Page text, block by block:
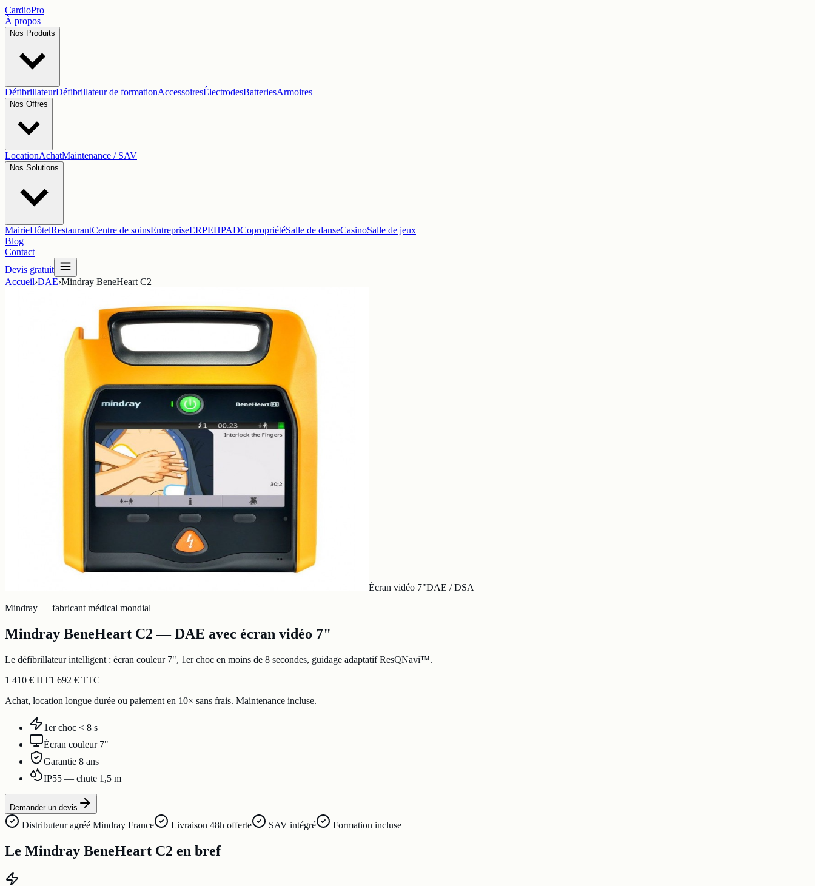
CardioPro
À propos
Nos Produits
DéfibrillateurDéfibrillateur de formationAccessoiresÉlectrodesBatteriesArmoires
Nos Offres
LocationAchatMaintenance / SAV
Nos Solutions
MairieHôtelRestaurantCentre de soinsEntrepriseERPEHPADCopropriétéSalle de danseCasinoSalle de jeux
Blog
Contact
Devis gratuit
Accueil›DAE›Mindray BeneHeart C2
Écran vidéo 7"DAE / DSA
Mindray — fabricant médical mondial
Mindray BeneHeart C2 — DAE avec écran vidéo 7"
Le défibrillateur intelligent : écran couleur 7", 1er choc en moins de 8 secondes, guidage adaptatif ResQNavi™.
1 410 € HT1 692 € TTC
Achat, location longue durée ou paiement en 10× sans frais. Maintenance incluse.
1er choc < 8 s
Écran couleur 7"
Garantie 8 ans
IP55 — chute 1,5 m
Demander un devis
Distributeur agréé Mindray France Livraison 48h offerte SAV intégré Formation incluse
Le Mindray BeneHeart C2 en bref